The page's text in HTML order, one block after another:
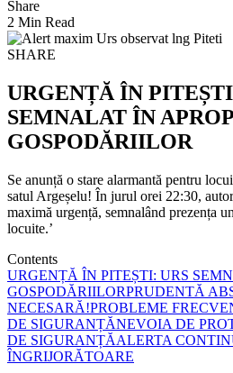
Share
2 Min Read
SHARE
URGENȚĂ ÎN
SEMNALAT ÎN
GOSPODĂRIILOR
Se anunță o stare alarmantă pentru
satul Argeșelu! În jurul orei 22:30,
maximă urgență, semnalând prezența
locuite.’
Contents
URGENȚĂ ÎN PITEȘTI: URS
GOSPODĂRIILORPRUDENTĂ
NECESARĂ!PROBLEME
DE SIGURANȚĂNEVOIA DE
DE SIGURANȚĂALERTA
ÎNGRIJORĂTOARE